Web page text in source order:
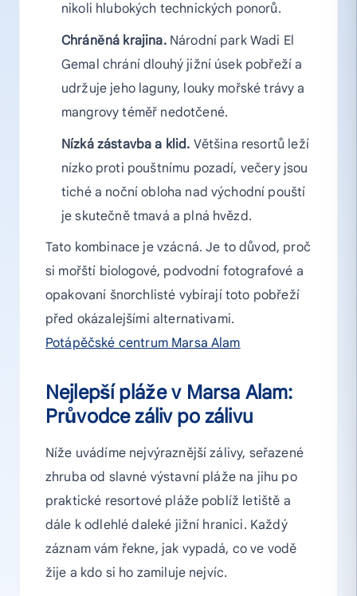
nikoli hlubokých technických ponorů.
Chráněná krajina.Národní park Wadi El
Gemal chrání dlouhý jižní úsek pobřeží a
udržuje jeho laguny, louky mořské trávy a
mangrovy téměř nedotčené.
Nízká zástavba a klid. Většina resortů leží
nízko proti pouštnímu pozadí, večery jsou
tiché a noční obloha nad východní pouští
je skutečně tmavá a plná hvězd.
Tato kombinace je vzácná. Je to důvod, proč
si mořští biologové, podvodní fotografové a
opakovaní šnorchlisté vybírají toto pobřeží
před okázalejšími alternativami.
Potápěčské centrum Marsa Alam
Nejlepší pláže v Marsa Alam:
Průvodce záliv po zálivu
Níže uvádíme nejvýraznější zálivy, seřazené
zhruba od slavné výstavní pláže na jihu po
praktické resortové pláže poblíž letiště a
dále k odlehlé daleké jižní hranici. Každý
záznam vám řekne, jak vypadá, co ve vodě
žije a kdo si ho zamiluje nejvíc.